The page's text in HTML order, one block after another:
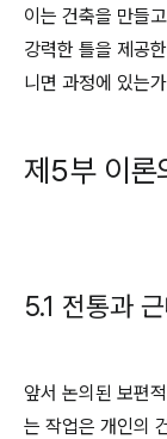
이는 건축을 만들
강력한 틀을 제공
니면 과정에 있는
제5부 이론
5.1 전통과
앞서 논의된 보편
는 작업은 개인의